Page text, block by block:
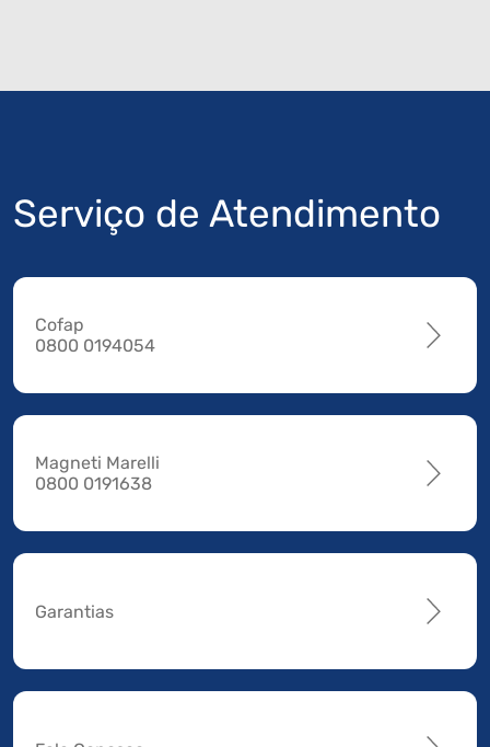
Serviço de Atendimento
Cofap
0800 0194054
Magneti Marelli
0800 0191638
Garantias